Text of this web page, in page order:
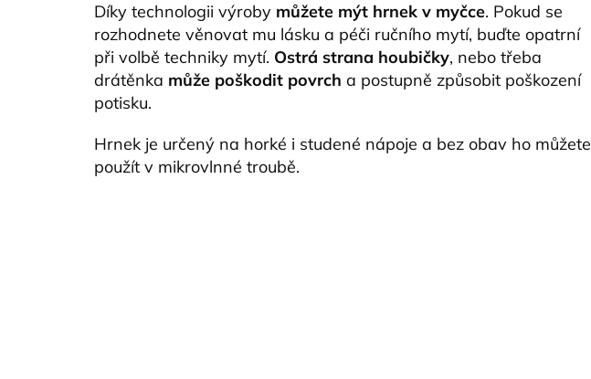
Díky technologii výroby můžete mýt hrnek v myčce. Pokud se
rozhodnete věnovat mu lásku a péči ručního mytí, buďte opatrní
při volbě techniky mytí. Ostrá strana houbičky, nebo třeba
drátěnka může poškodit povrch a postupně způsobit poškození
potisku.
Hrnek je určený na horké i studené nápoje a bez obav ho můžete
použít v mikrovlnné troubě.